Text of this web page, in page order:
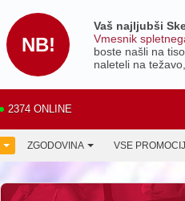
NB!
Vaš najljubši
Vmesnik
boste našli na
naleteli na
2374 ONLINE
ZGODOVINA VSE